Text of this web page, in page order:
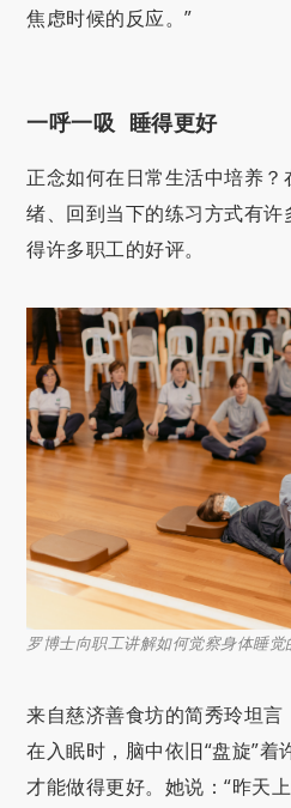
焦虑时候的反应。”
一呼一吸 睡得更好
正念如何在日常生活中培养
绪、回到当下的练习方式有
得许多职工的好评。
罗博士向职工讲解如何觉察身体睡觉
来自慈济善食坊的简秀玲坦
在入眠时，脑中依旧“盘旋”
才能做得更好。她说：“昨天